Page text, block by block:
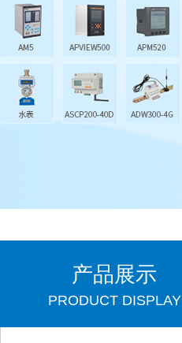
产品展示
PRODUCT DISPLAY